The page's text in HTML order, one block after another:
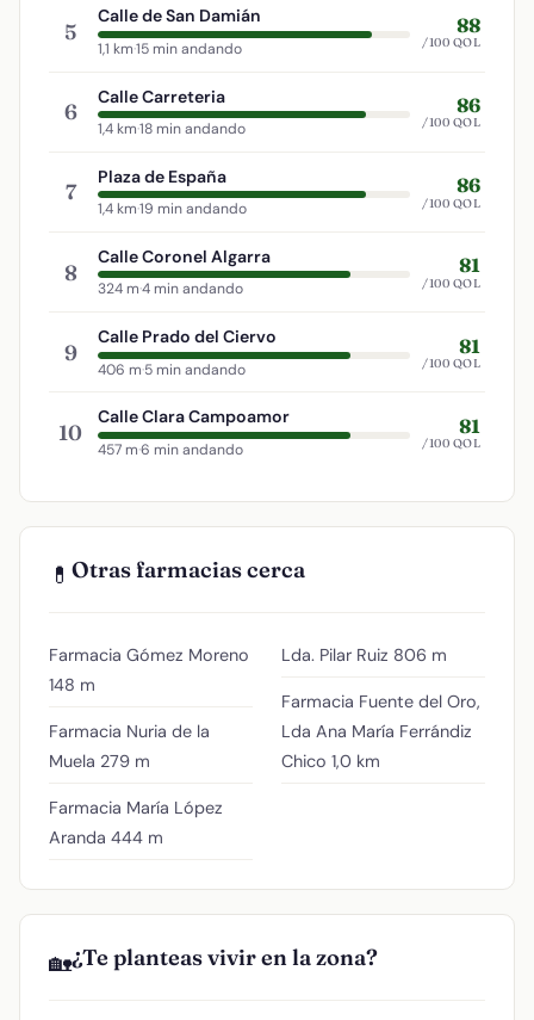
5
Calle de San Damián
1,1 km·15 min andando
88
/100 QOL
6
Calle Carreteria
1,4 km·18 min andando
86
/100 QOL
7
Plaza de España
1,4 km·19 min andando
86
/100 QOL
8
Calle Coronel Algarra
324 m·4 min andando
81
/100 QOL
9
Calle Prado del Ciervo
406 m·5 min andando
81
/100 QOL
10
Calle Clara Campoamor
457 m·6 min andando
81
/100 QOL
💊 Otras farmacias cerca
Farmacia Gómez Moreno
148 m
Farmacia Nuria de la
Muela 279 m
Farmacia María López
Aranda 444 m
Lda. Pilar Ruiz 806 m
Farmacia Fuente del Oro,
Lda Ana María Ferrándiz
Chico 1,0 km
🏡¿Te planteas vivir en la zona?